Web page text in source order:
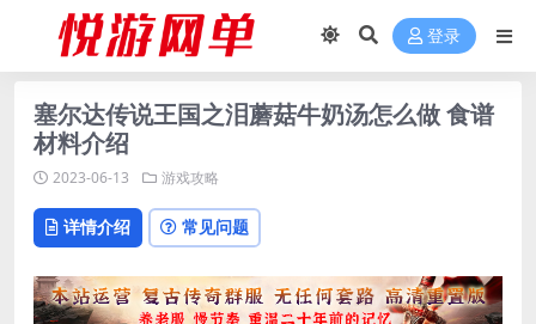
登录
塞尔达传说王国之泪蘑菇牛奶汤怎么做 食谱
材料介绍
2023-06-13 游戏攻略
详情介绍 常见问题